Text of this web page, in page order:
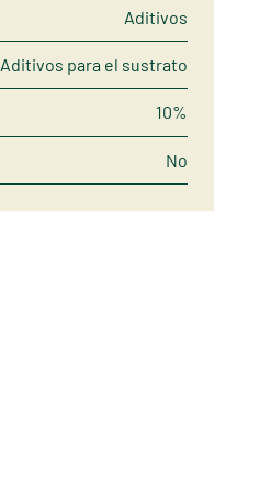
Aditivos
Aditivos para el sustrato
10%
No